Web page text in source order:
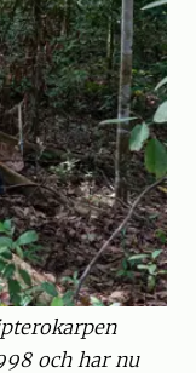
och har nu